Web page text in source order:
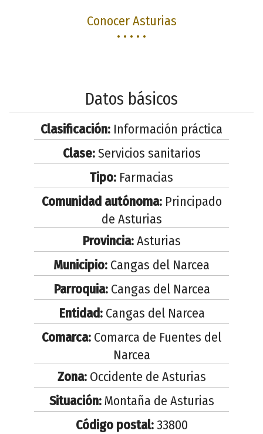
Conocer Asturias
• • • • •
Datos básicos
Clasificación: Información práctica
Clase:Servicios sanitarios
Tipo: Farmacias
Comunidad autónoma:Principado
de Asturias
Provincia:Asturias
Municipio: Cangas del Narcea
Parroquia:Cangas del Narcea
Entidad:Cangas del Narcea
Comarca: Comarca de Fuentes del
Narcea
Zona:Occidente de Asturias
Situación:Montaña de Asturias
Código postal:33800